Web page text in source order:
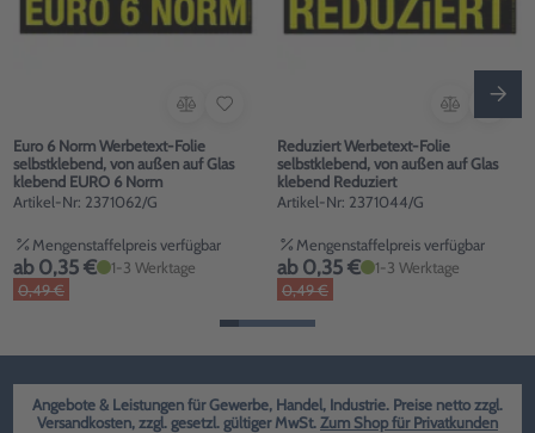
Euro 6 Norm Werbetext-Folie
selbstklebend, von außen auf Glas
klebend EURO 6 Norm
Artikel-Nr: 2371062/G
Mengenstaffelpreis verfügbar
ab 0,35 €
1-3 Werktage
0,49 €
Reduziert Werbetext-Folie
selbstklebend, von außen auf Glas
klebend Reduziert
Artikel-Nr: 2371044/G
Mengenstaffelpreis verfügbar
ab 0,35 €
1-3 Werktage
0,49 €
Angebote & Leistungen für Gewerbe, Handel, Industrie. Preise netto zzgl.
Versandkosten, zzgl. gesetzl. gültiger MwSt. Zum Shop für Privatkunden